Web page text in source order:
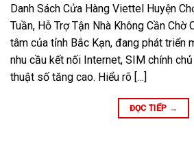
Danh Sách Cửa Hàng Viettel Huyện
Tuần, Hỗ Trợ Tận Nhà Không Cần Chờ
tâm của tỉnh Bắc Kạn, đang phát triển
nhu cầu kết nối Internet, SIM chính
thuật số tăng cao. Hiểu rõ […]
ĐỌC TIẾP →